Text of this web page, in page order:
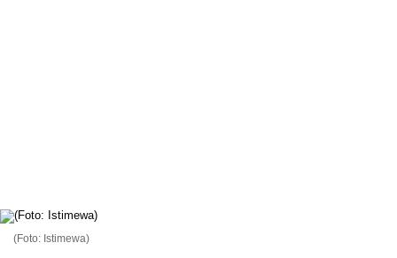
(Foto: Istimewa)